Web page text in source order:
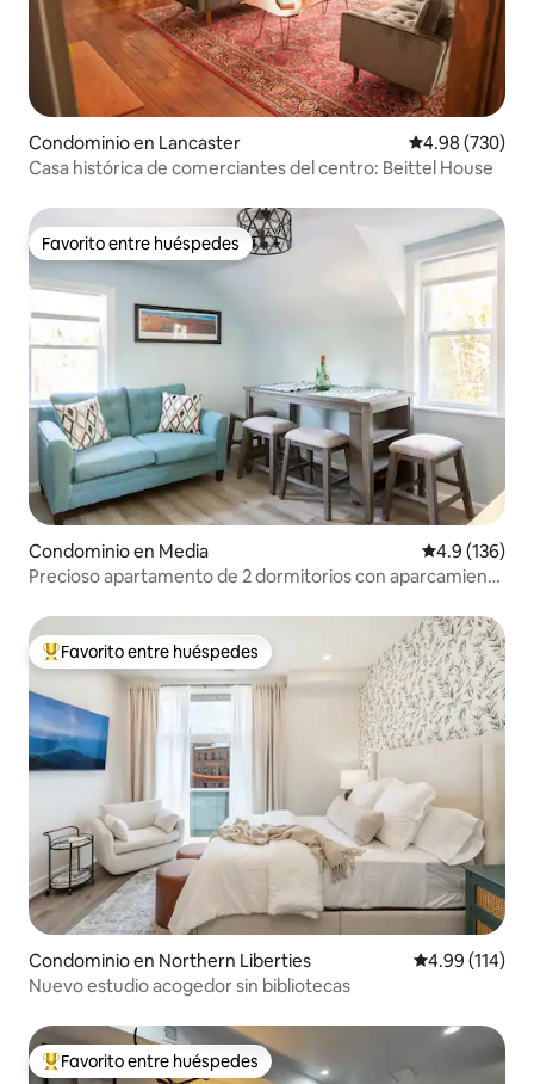
Condominio en Lancaster Calificación
4.98 (730)
Casa histórica de comerciantes del centro: Beittel House
Favorito entre huéspedes
Favorito entre huéspedes
Condominio en Media Calificación
4.9 (136)
Precioso apartamento de 2 dormitorios con aparcamiento
De los mejores en Favorito entre huéspedes
Favorito entre huéspedes
Condominio en Northern Liberties Calificación
4.99 (114)
Nuevo estudio acogedor sin bibliotecas
De los mejores en Favorito entre huéspedes
Favorito entre huéspedes